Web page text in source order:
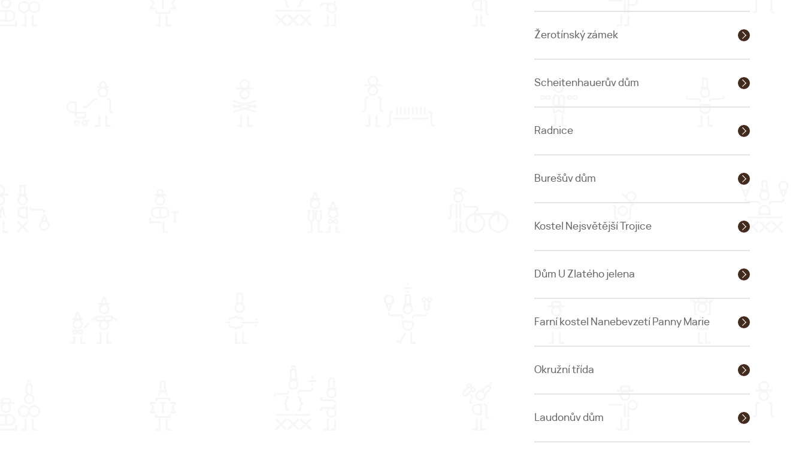
Žerotínský zámek
Scheitenhauerův dům
Radnice
Burešův dům
Kostel Nejsvětější Trojice
Dům U Zlatého jelena
Farní kostel Nanebevzetí Panny Marie
Okružní třída
Laudonův dům